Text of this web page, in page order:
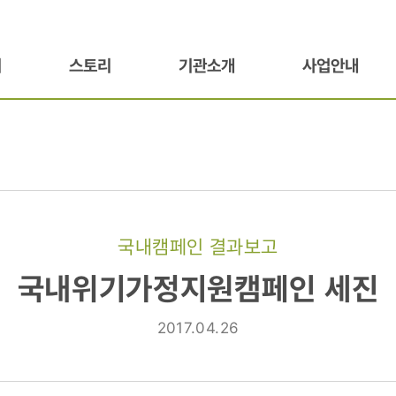
스토리 기관소개 사업안내
국내캠페인 결과보고
국내위기가정지원캠페인 세진
2017.04.26